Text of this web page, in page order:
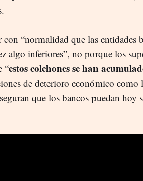
“normalidad que las entidades
algo inferiores”, no porque los
“estos colchones se han
de deterioro económico como
que los bancos puedan hoy